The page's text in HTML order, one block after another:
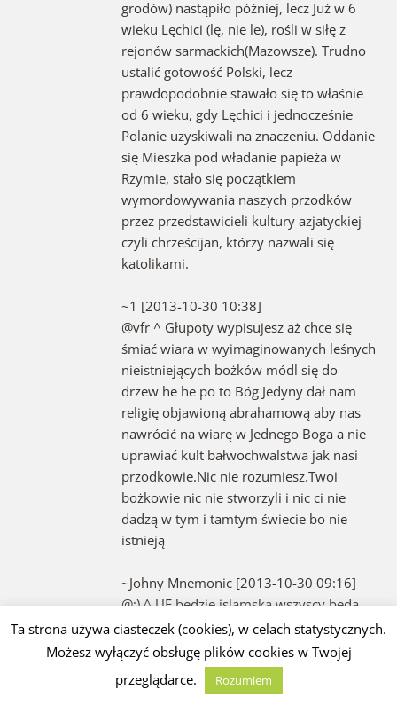
grodów) nastąpiło później, lecz Już w 6
wieku Lęchici (lę, nie le), rośli w siłę z
rejonów sarmackich(Mazowsze). Trudno
ustalić gotowość Polski, lecz
prawdopodobnie stawało się to właśnie
od 6 wieku, gdy Lęchici i jednocześnie
Polanie uzyskiwali na znaczeniu. Oddanie
się Mieszka pod władanie papieża w
Rzymie, stało się początkiem
wymordowywania naszych przodków
przez przedstawicieli kultury azjatyckiej
czyli chrześcijan, którzy nazwali się
katolikami.
~1 [2013-10-30 10:38]
@vfr ^ Głupoty wypisujesz aż chce się
śmiać wiara w wyimaginowanych leśnych
nieistniejących bożków módl się do
drzew he he po to Bóg Jedyny dał nam
religię objawioną abrahamową aby nas
nawrócić na wiarę w Jednego Boga a nie
uprawiać kult bałwochwalstwa jak nasi
przodkowie.Nic nie rozumiesz.Twoi
bożkowie nic nie stworzyli i nic ci nie
dadzą w tym i tamtym świecie bo nie
istnieją
~Johny Mnemonic [2013-10-30 09:16]
@;) ^ UE będzie islamska,wszyscy będą
pukać głowami w kierunku Mekki 5 razy
dziennie 🙂
Ta strona używa ciasteczek (cookies), w celach statystycznych.
Możesz wyłączyć obsługę plików cookies w Twojej
przeglądarce.
Rozumiem